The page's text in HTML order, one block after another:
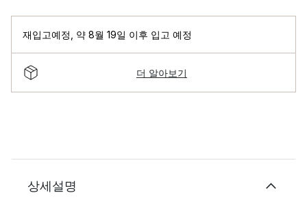
재입고예정 약 8월 19일 이후 입고 예정
더 알아보기
상세설명